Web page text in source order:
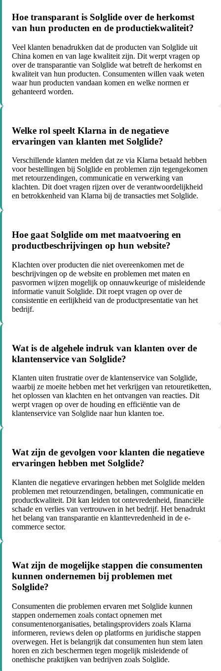
Hoe transparant is Solglide over de herkomst
van hun producten en de productiekwaliteit?
Veel klanten benadrukken dat de producten van Solglide uit
China komen en van lage kwaliteit zijn. Dit werpt vragen op
over de transparantie van Solglide wat betreft de herkomst en
kwaliteit van hun producten. Consumenten willen vaak weten
waar hun producten vandaan komen en welke normen er
gehanteerd worden.
Welke rol speelt Klarna in de negatieve
ervaringen van klanten met Solglide?
Verschillende klanten melden dat ze via Klarna betaald hebben
voor bestellingen bij Solglide en problemen zijn tegengekomen
met retourzendingen, communicatie en verwerking van
klachten. Dit doet vragen rijzen over de verantwoordelijkheid
en betrokkenheid van Klarna bij de transacties met Solglide.
Hoe gaat Solglide om met maatvoering en
productbeschrijvingen op hun website?
Klachten over producten die niet overeenkomen met de
beschrijvingen op de website en problemen met maten en
pasvormen wijzen mogelijk op onnauwkeurige of misleidende
informatie vanuit Solglide. Dit roept vragen op over de
consistentie en eerlijkheid van de productpresentatie van het
bedrijf.
Wat is de algehele indruk van klanten over de
klantenservice van Solglide?
Klanten uiten frustratie over de klantenservice van Solglide,
waarbij ze moeite hebben met het verkrijgen van retouretiketten,
het oplossen van klachten en het ontvangen van reacties. Dit
werpt vragen op over de houding en efficiëntie van de
klantenservice van Solglide naar hun klanten toe.
Wat zijn de gevolgen voor klanten die negatieve
ervaringen hebben met Solglide?
Klanten die negatieve ervaringen hebben met Solglide melden
problemen met retourzendingen, betalingen, communicatie en
productkwaliteit. Dit kan leiden tot ontevredenheid, financiële
schade en verlies van vertrouwen in het bedrijf. Het benadrukt
het belang van transparantie en klanttevredenheid in de e-
commerce sector.
Wat zijn de mogelijke stappen die consumenten
kunnen ondernemen bij problemen met
Solglide?
Consumenten die problemen ervaren met Solglide kunnen
stappen ondernemen zoals contact opnemen met
consumentenorganisaties, betalingsproviders zoals Klarna
informeren, reviews delen op platforms en juridische stappen
overwegen. Het is belangrijk dat consumenten hun stem laten
horen en zich beschermen tegen mogelijk misleidende of
onethische praktijken van bedrijven zoals Solglide.